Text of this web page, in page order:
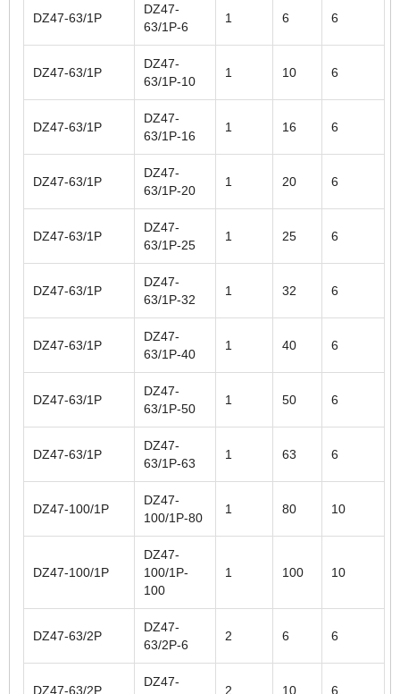
DZ47-63/1P
DZ47-
63/1P-6
1 6 6
DZ47-63/1P
DZ47-
63/1P-10
1 10 6
DZ47-63/1P
DZ47-
63/1P-16
1 16 6
DZ47-63/1P
DZ47-
63/1P-20
1 20 6
DZ47-63/1P
DZ47-
63/1P-25
1 25 6
DZ47-63/1P
DZ47-
63/1P-32
1 32 6
DZ47-63/1P
DZ47-
63/1P-40
1 40 6
DZ47-63/1P
DZ47-
63/1P-50
1 50 6
DZ47-63/1P
DZ47-
63/1P-63
1 63 6
DZ47-100/1P
DZ47-
100/1P-80
1 80 10
DZ47-100/1P
DZ47-
100/1P-
100
1 100 10
DZ47-63/2P
DZ47-
63/2P-6
2 6 6
DZ47-63/2P
DZ47-
2 10 6